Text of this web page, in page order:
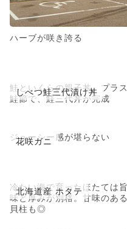
ハーブが咲き誇る
しべつ鮭三代漬け丼
鮭といくらの親子丼。プラス
鮭節で、鮭三代丼が完成
花咲ガニ
ジューシー感が堪らない
北海道産 ホタテ
冷たい海で育ったほたては旨
味と厚みが別格。甘味のある
貝柱も◎